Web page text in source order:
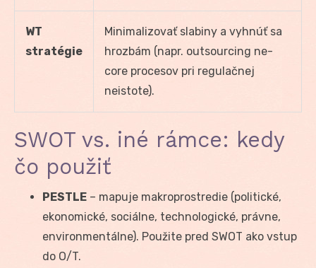
WT
stratégie
Minimalizovať slabiny a vyhnúť sa
hrozbám (napr. outsourcing ne-
core procesov pri regulačnej
neistote).
SWOT vs. iné rámce: kedy
čo použiť
PESTLE – mapuje makroprostredie (politické,
ekonomické, sociálne, technologické, právne,
environmentálne). Použite pred SWOT ako vstup
do O/T.